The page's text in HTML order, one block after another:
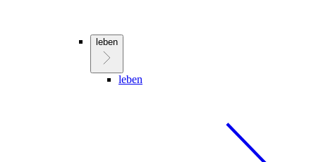
leben
leben